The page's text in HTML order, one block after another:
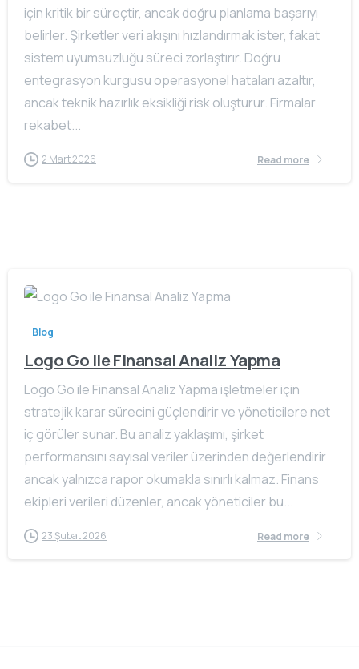
için kritik bir süreçtir, ancak doğru planlama başarıyı
belirler. Şirketler veri akışını hızlandırmak ister, fakat
sistem uyumsuzluğu süreci zorlaştırır. Doğru
entegrasyon kurgusu operasyonel hataları azaltır,
ancak teknik hazırlık eksikliği risk oluşturur. Firmalar
rekabet...
2 Mart 2026 Read more
Blog
Logo Go ile Finansal Analiz Yapma
Logo Go ile Finansal Analiz Yapma işletmeler için
stratejik karar sürecini güçlendirir ve yöneticilere net
iç görüler sunar. Bu analiz yaklaşımı, şirket
performansını sayısal veriler üzerinden değerlendirir
ancak yalnızca rapor okumakla sınırlı kalmaz. Finans
ekipleri verileri düzenler, ancak yöneticiler bu...
23 Şubat 2026 Read more